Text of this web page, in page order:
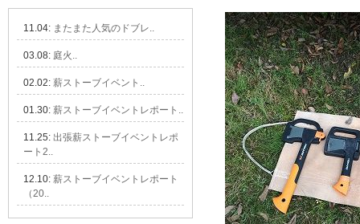
11.04: またまた人気のドブレ..
03.08: 庭火..
02.02: 薪ストーブイベント..
01.30: 薪ストーブイベントレポート..
11.25: 出張薪ストーブイベントレポ
ート2..
12.10: 薪ストーブイベントレポート
（20..